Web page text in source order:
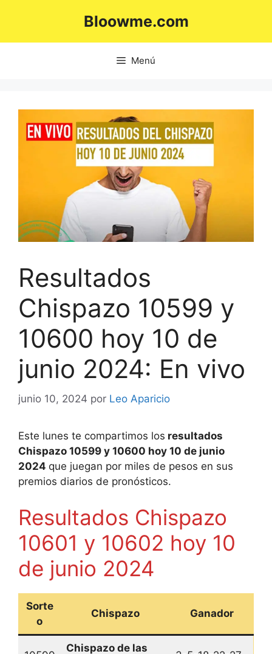
Bloowme.com
Menú
Resultados
Chispazo 10599 y
10600 hoy 10 de
junio 2024: En vivo
junio 10, 2024 por Leo Aparicio
Este lunes te compartimos los resultados
Chispazo 10599 y 10600 hoy 10 de junio
2024 que juegan por miles de pesos en sus
premios diarios de pronósticos.
Resultados Chispazo
10601 y 10602 hoy 10
de junio 2024
Sorte
o
Chispazo Ganador
Chispazo de las